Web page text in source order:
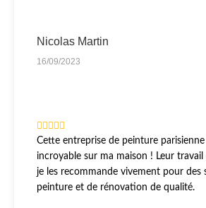
Nicolas Martin
16/09/2023
Cette entreprise de peinture
incroyable sur ma maison ! Leur
je les recommande vivement pour des
peinture et de rénovation de qualité.